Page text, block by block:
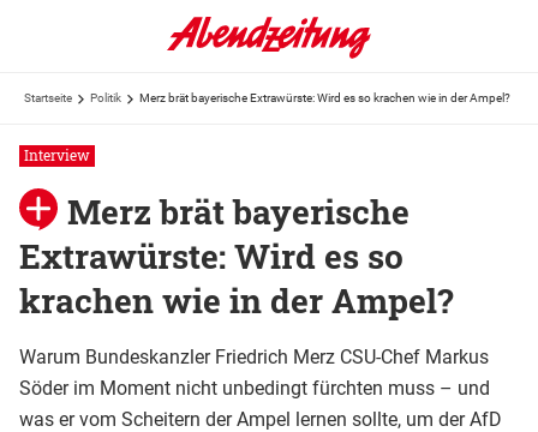
Startseite Politik Merz brät bayerische Extrawürste: Wird es so krachen wie in der Ampel?
Interview
Merz brät bayerische
Extrawürste: Wird es so
krachen wie in der Ampel?
Warum Bundeskanzler Friedrich Merz CSU-Chef Markus
Söder im Moment nicht unbedingt fürchten muss – und
was er vom Scheitern der Ampel lernen sollte, um der AfD